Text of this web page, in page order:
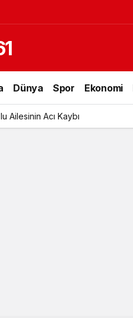
Dünya Spor Ekonomi
Ailesinin Acı Kaybı
32 kişi yakalandı